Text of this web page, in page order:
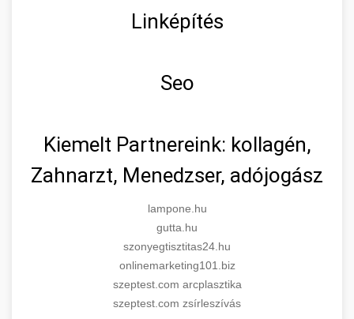
Linképítés
Seo
Kiemelt Partnereink: kollagén,
Zahnarzt, Menedzser, adójogász
lampone.hu
gutta.hu
szonyegtisztitas24.hu
onlinemarketing101.biz
szeptest.com arcplasztika
szeptest.com zsírleszívás